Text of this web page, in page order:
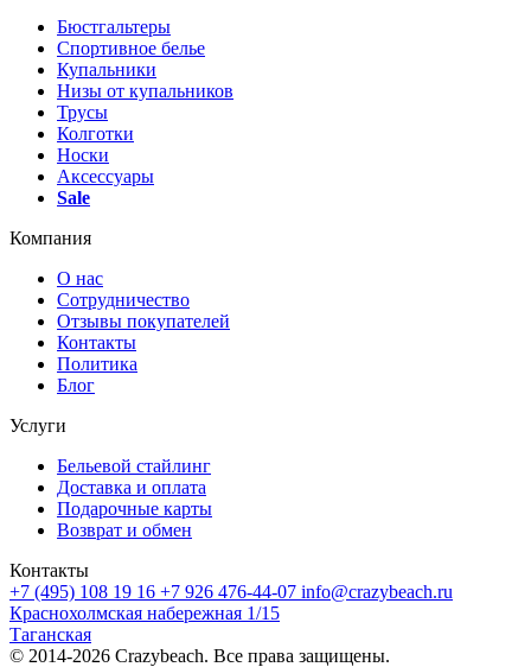
Бюстгальтеры
Спортивное белье
Купальники
Низы от купальников
Трусы
Колготки
Носки
Аксессуары
Sale
Компания
О нас
Сотрудничество
Отзывы покупателей
Контакты
Политика
Блог
Услуги
Бельевой стайлинг
Доставка и оплата
Подарочные карты
Возврат и обмен
Контакты
+7 (495) 108 19 16 +7 926 476-44-07 info@crazybeach.ru
Краснохолмская набережная 1/15
Таганская
© 2014-2026 Crazybeach. Все права защищены.